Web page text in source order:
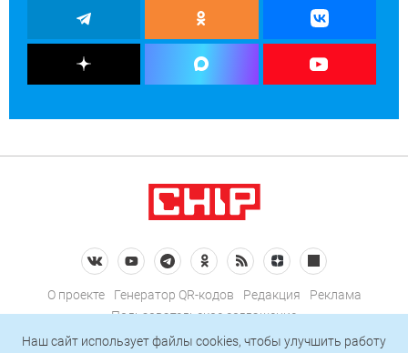
О проекте Генератор QR-кодов Редакция
Реклама
Пользовательское соглашение
Политика конфиденциальности
Наш сайт использует файлы cookies, чтобы улучшить работу